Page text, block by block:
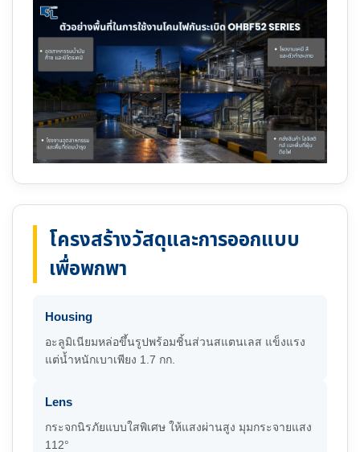
โครงสร้างวัสดุและการออกแบบ
เพื่อพกพา
Housing
อะลูมิเนียมหล่อขึ้นรูปพร้อมชิ้นส่วนสแตนเลส แข็งแรง
แต่น้ำหนักเบาเพียง 1.7 กก.
Lens
กระจกนิรภัยแบบใสพิเศษ ให้แสงผ่านสูง มุมกระจายแสง
112°